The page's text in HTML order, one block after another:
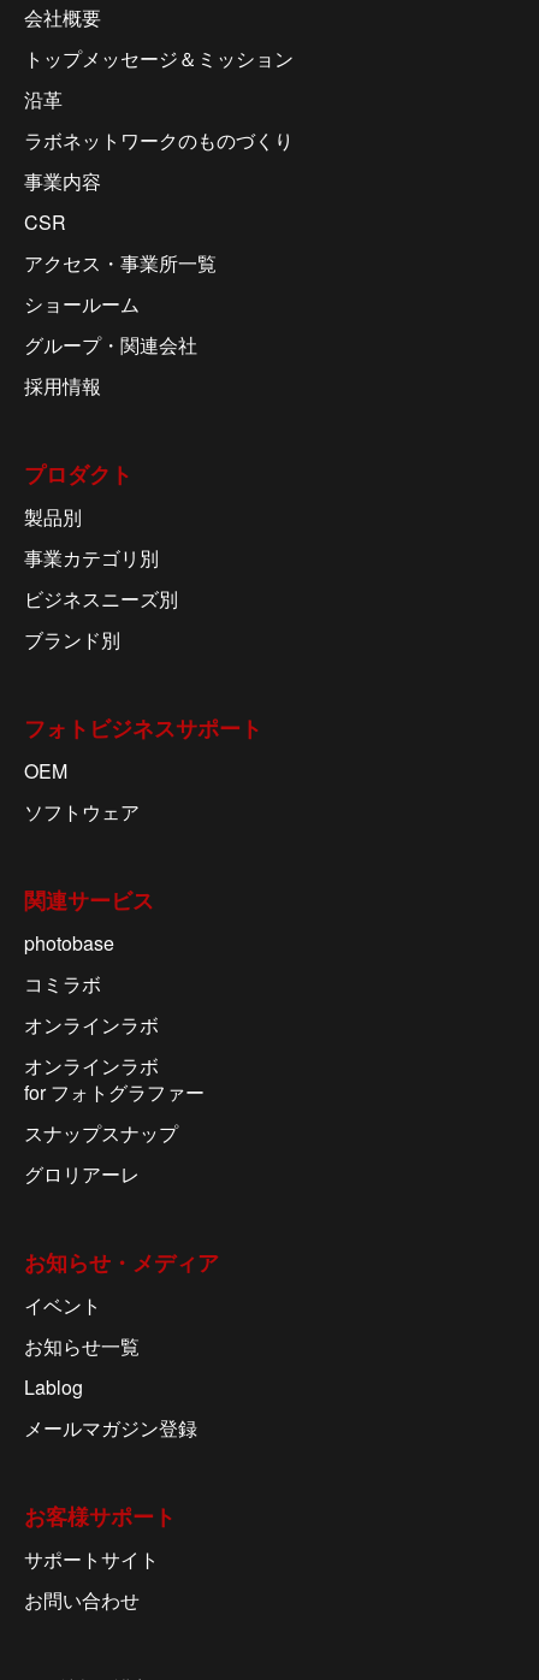
会社概要
トップメッセージ＆ミッション
沿革
ラボネットワークのものづくり
事業内容
CSR
アクセス・事業所一覧
ショールーム
グループ・関連会社
採用情報
プロダクト
製品別
事業カテゴリ別
ビジネスニーズ別
ブランド別
フォトビジネスサポート
OEM
ソフトウェア
関連サービス
photobase
コミラボ
オンラインラボ
オンラインラボ
for フォトグラファー
スナップスナップ
グロリアーレ
お知らせ・メディア
イベント
お知らせ一覧
Lablog
メールマガジン登録
お客様サポート
サポートサイト
お問い合わせ